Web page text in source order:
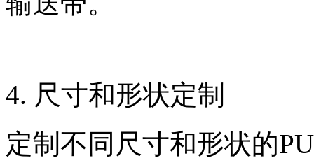
4. 尺寸和形状定制
定制不同尺寸和形状的